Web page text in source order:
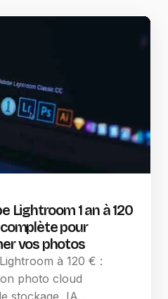
Lightroom 1 an à 120
pour
vos photos
à 120 € :
photo cloud